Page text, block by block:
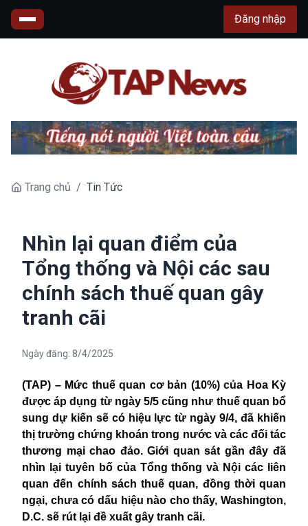
Đăng nhập
Trang chủ / Tin Tức
Nhìn lại quan điểm của
Tổng thống và Nội các sau
chính sách thuế quan gây
tranh cãi
Ngày đăng: 8/4/2025
(TAP) – Mức thuế quan cơ bản (10%) của Hoa Kỳ
được áp dụng từ ngày 5/5 cũng như thuế quan bổ
sung dự kiến sẽ có hiệu lực từ ngày 9/4, đã khiến
thị trường chứng khoán trong nước và các đối tác
thương mại chao đảo. Giới quan sát gần đây đã
nhìn lại tuyên bố của Tổng thống và Nội các liên
quan đến chính sách thuế quan, đồng thời quan
ngại, chưa có dấu hiệu nào cho thấy, Washington,
D.C. sẽ rút lại đề xuất gây tranh cãi.